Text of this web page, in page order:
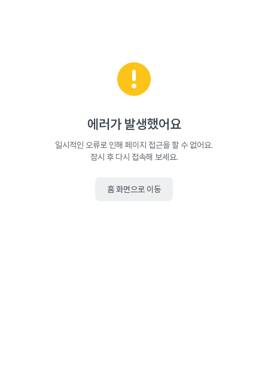
에러가 발생했어요
일시적인 오류로 인해 페이지 접근을 할 수 없어요.
잠시 후 다시 접속해 보세요.
홈 화면으로 이동